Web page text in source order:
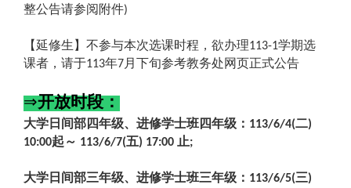
整公告请参阅附件)
【延修生】不参与本次选课时程，欲办理113-1学期选
课者，请于113年7月下旬参考教务处网页正式公告
⇒开放时段：
大学日间部四年级、进修学士班四年级： 113/6/4(二)
10:00起～ 113/6/7(五) 17:00 止;
大学日间部三年级、进修学士班三年级： 113/6/5(三)